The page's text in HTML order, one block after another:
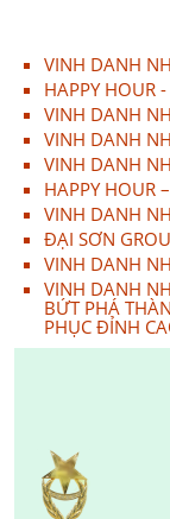
VINH DANH
HAPPY HOUR
VINH DANH
VINH DANH
VINH DANH
HAPPY HOUR
VINH DANH
ĐẠI SƠN
VINH DANH
VINH DANH
BỨT PHÁ
PHỤC ĐỈNH